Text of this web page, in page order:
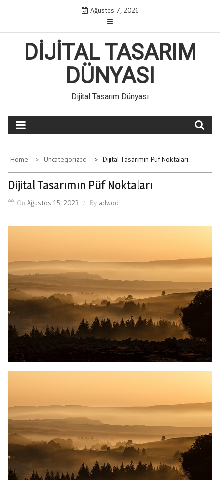
content
Ağustos 7, 2026
DIJITAL TASARIM
DÜNYASI
Dijital Tasarım Dünyası
Home Uncategorized Dijital Tasarımın Püf Noktaları
Dijital Tasarımın Püf Noktaları
On Ağustos 15, 2023 By adwod